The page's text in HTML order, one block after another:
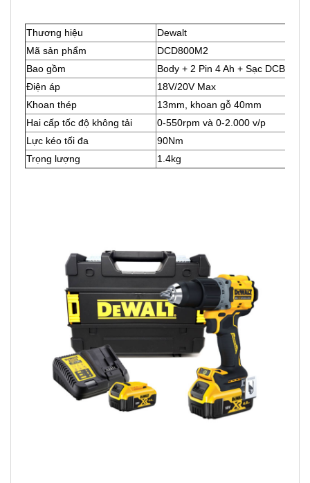
Thương hiệu
Dewalt
Mã sản phẩm
DCD800M2
Bao gồm
Body + 2 Pin 4 Ah + Sạc DCB107
Điện áp
18V/20V Max
Khoan thép
13mm, khoan gỗ 40mm
Hai cấp tốc độ không tải
0-550rpm và 0-2.000 v/p
Lực kéo tối đa
90Nm
Trọng lượng
1.4kg